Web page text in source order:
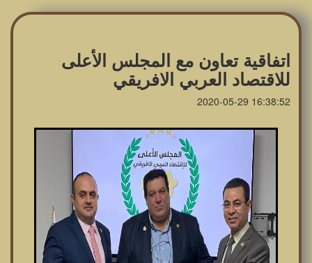
اتفاقية تعاون مع المجلس الأعلى
للاقتصاد العربي الافريقي
2020-05-29 16:38:52